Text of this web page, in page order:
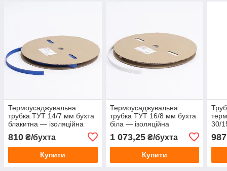
Термоусаджувальна
трубка ТУТ 14/7 мм бухта
блакитна — ізоляційна
термоусадка для проводів
та кабелю
810 ₴/бухта
Купити
Термоусаджувальна
трубка ТУТ 16/8 мм бухта
біла — ізоляційна
термоусадка для проводів
та кабелю
1 073,25₴/бухта
Купити
30/
для